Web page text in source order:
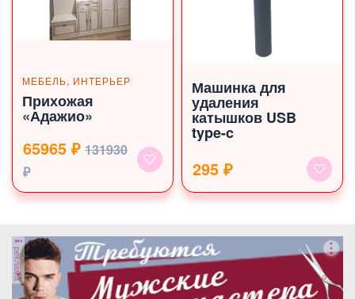
МЕБЕЛЬ, ИНТЕРЬЕР
Прихожая
«Адажио»
65965 ₽ 131930
₽
Машинка для
удаления
катышков USB
type-c
295 ₽
реклама